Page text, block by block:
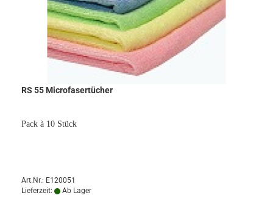
RS 55 Microfasertücher
Pack à 10 Stück
Art.Nr.: E120051
Lieferzeit:
Ab Lager